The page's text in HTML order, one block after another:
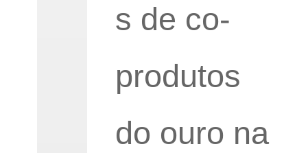
s de co-
produtos
do ouro na